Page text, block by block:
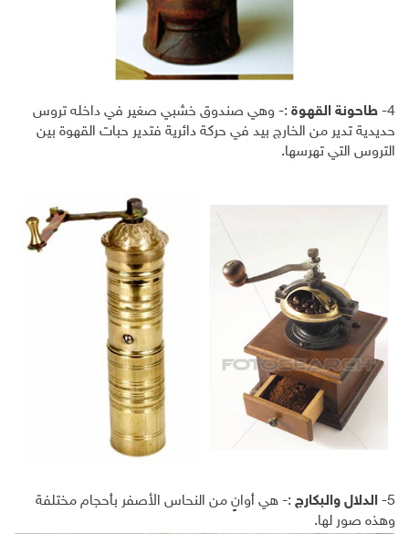
4- طاحونة القهوة :- وهي صندوق خشبي صغير في داخله تروس
حديدية تدير من الخارج بيد في حركة دائرية فتدير حبات القهوة بين
التروس التي تهرسها.
5- الدلال والبكارج :- هي أوانٍ من النحاس الأصفر بأحجام مختلفة
وهذه صور لها.